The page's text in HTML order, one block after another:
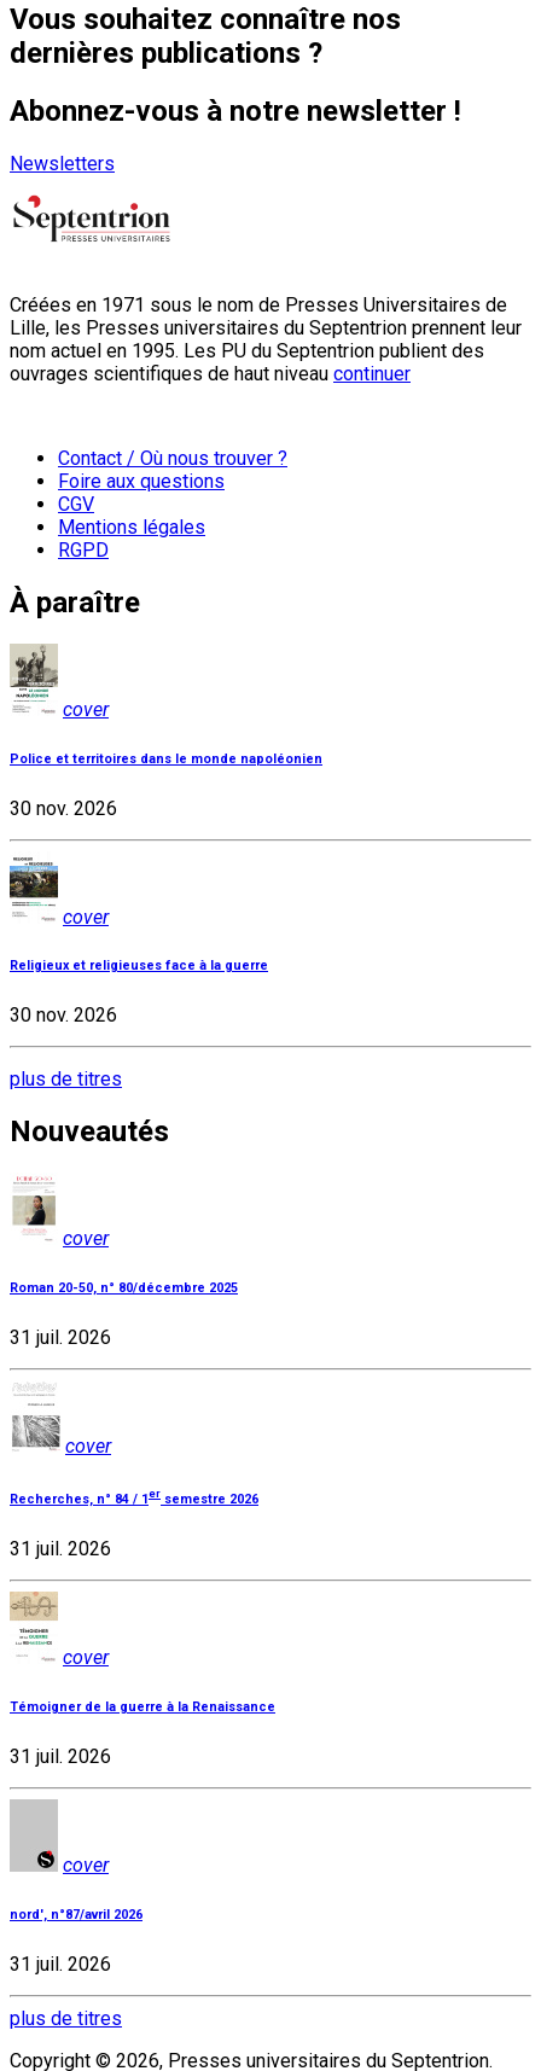
Vous souhaitez connaître nos
dernières publications ?
Abonnez-vous à notre newsletter !
Newsletters
Créées en 1971 sous le nom de Presses Universitaires de
Lille, les Presses universitaires du Septentrion prennent leur
nom actuel en 1995. Les PU du Septentrion publient des
ouvrages scientifiques de haut niveau continuer
Contact / Où nous trouver ?
Foire aux questions
CGV
Mentions légales
RGPD
À paraître
cover
Police et territoires dans le monde napoléonien
30 nov. 2026
cover
Religieux et religieuses face à la guerre
30 nov. 2026
plus de titres
Nouveautés
cover
Roman 20-50, n° 80/décembre 2025
31 juil. 2026
cover
Recherches, n° 84 / 1er semestre 2026
31 juil. 2026
cover
Témoigner de la guerre à la Renaissance
31 juil. 2026
cover
nord', n°87/avril 2026
31 juil. 2026
plus de titres
Copyright © 2026, Presses universitaires du Septentrion.